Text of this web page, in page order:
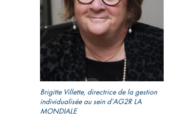
Brigitte Villette, directrice de la gestion
individualisée au sein d’AG2R LA
MONDIALE